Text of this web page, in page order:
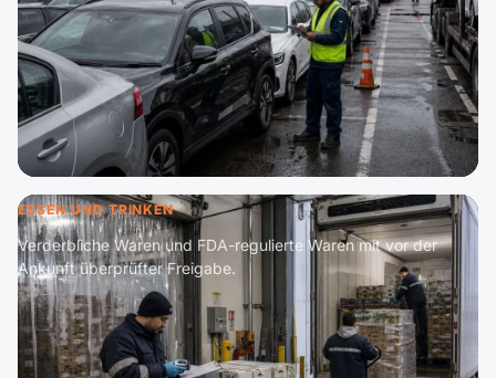
ESSEN UND TRINKEN
Verderbliche Waren und FDA-regulierte Waren mit vor der
Ankunft überprüfter Freigabe.